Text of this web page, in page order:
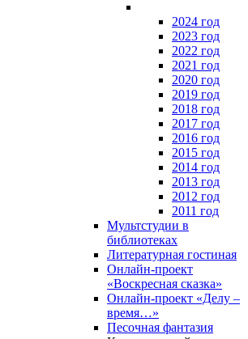
2024 год
2023 год
2022 год
2021 год
2020 год
2019 год
2018 год
2017 год
2016 год
2015 год
2014 год
2013 год
2012 год
2011 год
Мультстудии в
библиотеках
Литературная гостиная
Онлайн-проект
«Воскресная сказка»
Онлайн-проект «Делу –
время…»
Песочная фантазия